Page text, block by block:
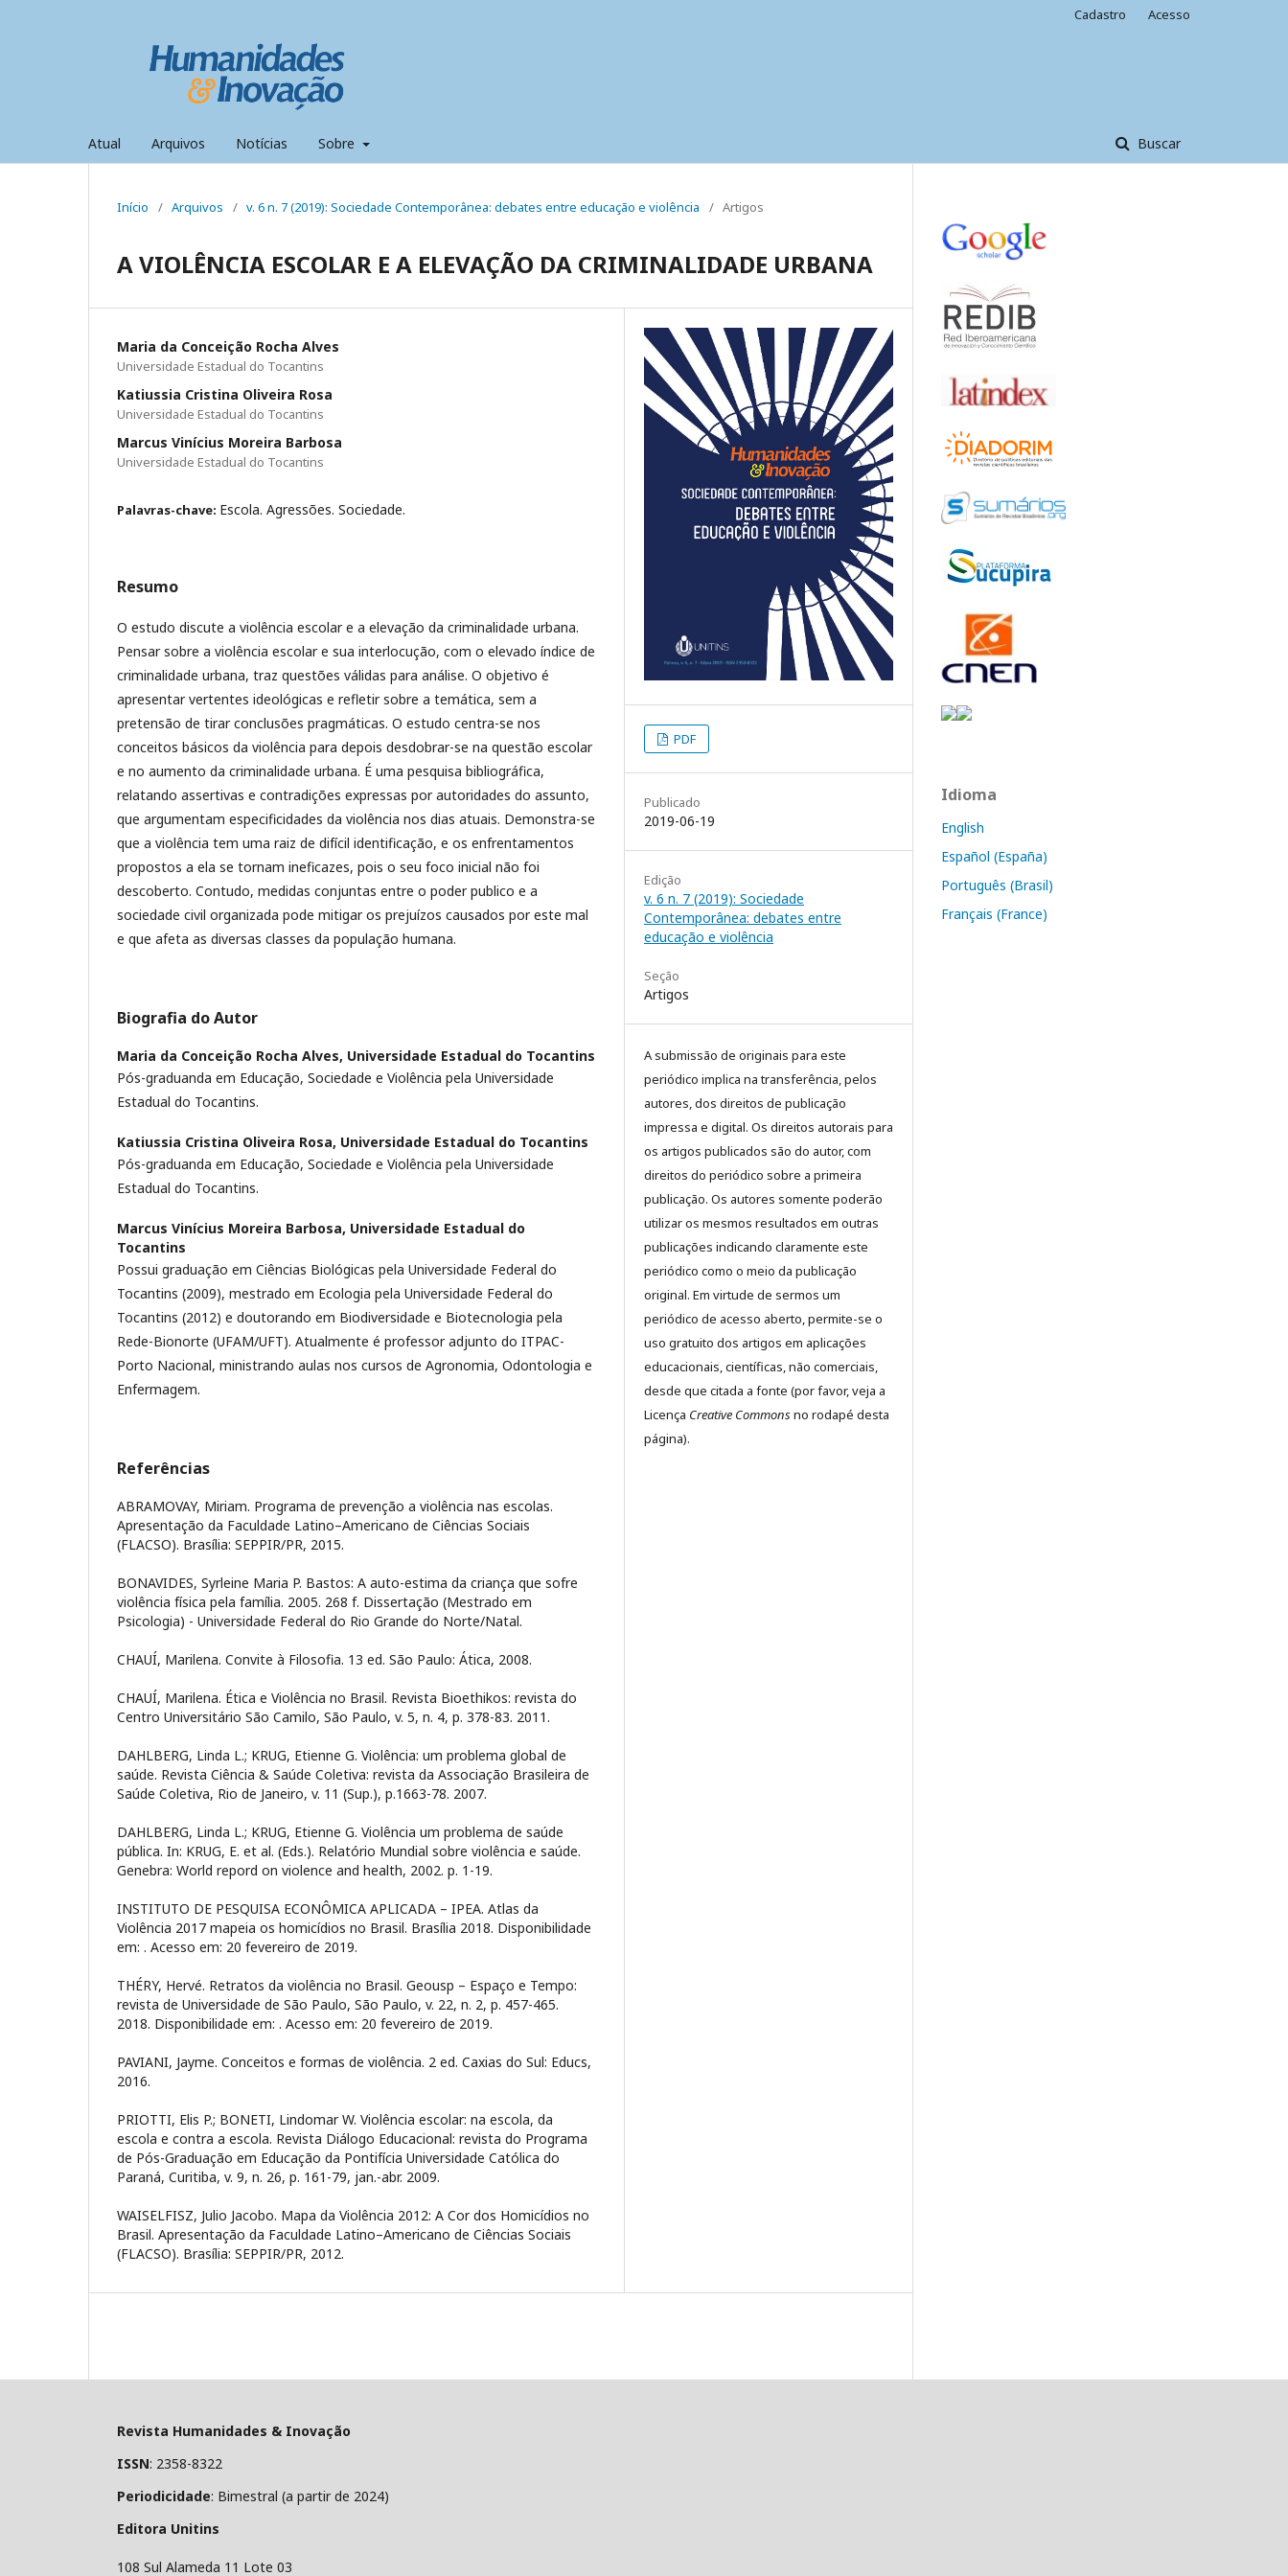
Atual Arquivos Notícias Sobre Buscar
Cadastro Acesso
Início / Arquivos / v. 6 n. 7 (2019): Sociedade Contemporânea: debates entre educação e violência / Artigos
A VIOLÊNCIA ESCOLAR E A ELEVAÇÃO DA CRIMINALIDADE URBANA
Maria da Conceição Rocha Alves
Universidade Estadual do Tocantins
Katiussia Cristina Oliveira Rosa
Universidade Estadual do Tocantins
Marcus Vinícius Moreira Barbosa
Universidade Estadual do Tocantins
Palavras-chave: Escola. Agressões. Sociedade.
Resumo
O estudo discute a violência escolar e a elevação da criminalidade urbana.
Pensar sobre a violência escolar e sua interlocução, com o elevado índice de
criminalidade urbana, traz questões válidas para análise. O objetivo é
apresentar vertentes ideológicas e refletir sobre a temática, sem a
pretensão de tirar conclusões pragmáticas. O estudo centra-se nos
conceitos básicos da violência para depois desdobrar-se na questão escolar
e no aumento da criminalidade urbana. É uma pesquisa bibliográfica,
relatando assertivas e contradições expressas por autoridades do assunto,
que argumentam especificidades da violência nos dias atuais. Demonstra-se
que a violência tem uma raiz de difícil identificação, e os enfrentamentos
propostos a ela se tornam ineficazes, pois o seu foco inicial não foi
descoberto. Contudo, medidas conjuntas entre o poder publico e a
sociedade civil organizada pode mitigar os prejuízos causados por este mal
e que afeta as diversas classes da população humana.
Biografia do Autor
Maria da Conceição Rocha Alves, Universidade Estadual do Tocantins
Pós-graduanda em Educação, Sociedade e Violência pela Universidade
Estadual do Tocantins.
Katiussia Cristina Oliveira Rosa, Universidade Estadual do Tocantins
Pós-graduanda em Educação, Sociedade e Violência pela Universidade
Estadual do Tocantins.
Marcus Vinícius Moreira Barbosa, Universidade Estadual do
Tocantins
Possui graduação em Ciências Biológicas pela Universidade Federal do
Tocantins (2009), mestrado em Ecologia pela Universidade Federal do
Tocantins (2012) e doutorando em Biodiversidade e Biotecnologia pela
Rede-Bionorte (UFAM/UFT). Atualmente é professor adjunto do ITPAC-
Porto Nacional, ministrando aulas nos cursos de Agronomia, Odontologia e
Enfermagem.
Referências
ABRAMOVAY, Miriam. Programa de prevenção a violência nas escolas.
Apresentação da Faculdade Latino–Americano de Ciências Sociais
(FLACSO). Brasília: SEPPIR/PR, 2015.
BONAVIDES, Syrleine Maria P. Bastos: A auto-estima da criança que sofre
violência física pela família. 2005. 268 f. Dissertação (Mestrado em
Psicologia) - Universidade Federal do Rio Grande do Norte/Natal.
CHAUÍ, Marilena. Convite à Filosofia. 13 ed. São Paulo: Ática, 2008.
CHAUÍ, Marilena. Ética e Violência no Brasil. Revista Bioethikos: revista do
Centro Universitário São Camilo, São Paulo, v. 5, n. 4, p. 378-83. 2011.
DAHLBERG, Linda L.; KRUG, Etienne G. Violência: um problema global de
saúde. Revista Ciência & Saúde Coletiva: revista da Associação Brasileira de
Saúde Coletiva, Rio de Janeiro, v. 11 (Sup.), p.1663-78. 2007.
DAHLBERG, Linda L.; KRUG, Etienne G. Violência um problema de saúde
pública. In: KRUG, E. et al. (Eds.). Relatório Mundial sobre violência e saúde.
Genebra: World repord on violence and health, 2002. p. 1-19.
INSTITUTO DE PESQUISA ECONÔMICA APLICADA – IPEA. Atlas da
Violência 2017 mapeia os homicídios no Brasil. Brasília 2018. Disponibilidade
em: . Acesso em: 20 fevereiro de 2019.
THÉRY, Hervé. Retratos da violência no Brasil. Geousp – Espaço e Tempo:
revista de Universidade de São Paulo, São Paulo, v. 22, n. 2, p. 457-465.
2018. Disponibilidade em: . Acesso em: 20 fevereiro de 2019.
PAVIANI, Jayme. Conceitos e formas de violência. 2 ed. Caxias do Sul: Educs,
2016.
PRIOTTI, Elis P.; BONETI, Lindomar W. Violência escolar: na escola, da
escola e contra a escola. Revista Diálogo Educacional: revista do Programa
de Pós-Graduação em Educação da Pontifícia Universidade Católica do
Paraná, Curitiba, v. 9, n. 26, p. 161-79, jan.-abr. 2009.
WAISELFISZ, Julio Jacobo. Mapa da Violência 2012: A Cor dos Homicídios no
Brasil. Apresentação da Faculdade Latino–Americano de Ciências Sociais
(FLACSO). Brasília: SEPPIR/PR, 2012.
PDF
Publicado
2019-06-19
Edição
v. 6 n. 7 (2019): Sociedade
Contemporânea: debates entre
educação e violência
Seção
Artigos
A submissão de originais para este
periódico implica na transferência, pelos
autores, dos direitos de publicação
impressa e digital. Os direitos autorais para
os artigos publicados são do autor, com
direitos do periódico sobre a primeira
publicação. Os autores somente poderão
utilizar os mesmos resultados em outras
publicações indicando claramente este
periódico como o meio da publicação
original. Em virtude de sermos um
periódico de acesso aberto, permite-se o
uso gratuito dos artigos em aplicações
educacionais, científicas, não comerciais,
desde que citada a fonte (por favor, veja a
Licença Creative Commonsno rodapé desta
página).
Idioma
English
Español (España)
Português (Brasil)
Français (France)
Revista Humanidades & Inovação
ISSN: 2358-8322
Periodicidade: Bimestral (a partir de 2024)
Editora Unitins
108 Sul Alameda 11 Lote 03